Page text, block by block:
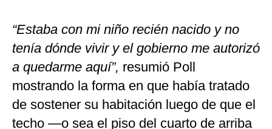
“Estaba con mi niño recién nacido y no
tenía dónde vivir y el gobierno me autorizó
a quedarme aquí”, resumió Poll
mostrando la forma en que había tratado
de sostener su habitación luego de que el
techo —o sea el piso del cuarto de arriba